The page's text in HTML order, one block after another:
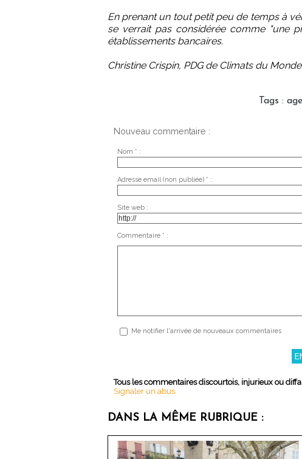
En prenant un tout petit peu de temps à
se verrait pas considérée comme "une
établissements bancaires.
Christine Crispin, PDG de Climats du Monde
Tags :
Nouveau commentaire :
Nom * :
Adresse email (non publiée) * :
Site web :
Commentaire * :
Me notifier l'arrivée de nouveaux commentaires
Tous les commentaires discourtois, injurieux ou
Signaler un abus
DANS LA MÊME RUBRIQUE :